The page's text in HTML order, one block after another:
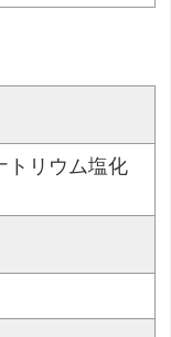
トリウム塩化